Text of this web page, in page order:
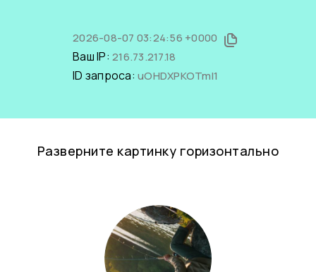
2026-08-07 03:24:56 +0000
Ваш IP: 216.73.217.18
ID запроса: uOHDXPKOTmI1
Разверните картинку горизонтально